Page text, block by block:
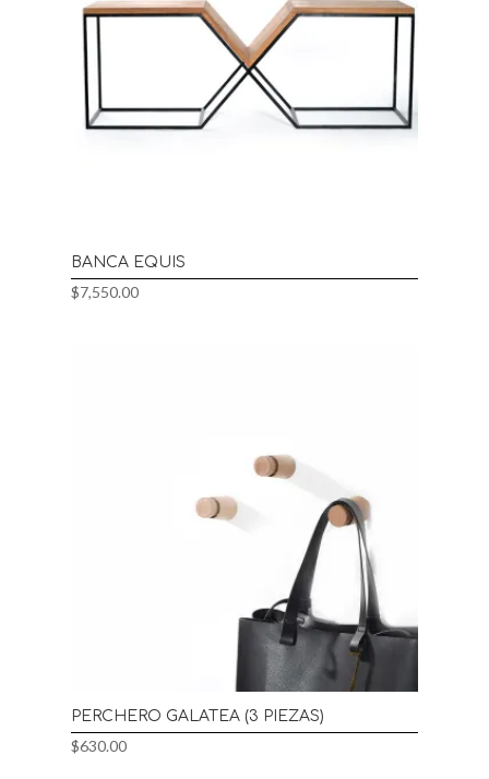
BANCA EQUIS
$7,550.00
PERCHERO GALATEA (3 PIEZAS)
$630.00